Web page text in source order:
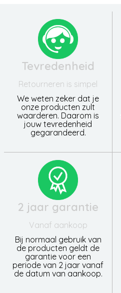
Tevredenheid
Retourneren is simpel
We weten zeker dat je
onze producten zult
waarderen. Daarom is
jouw tevredenheid
gegarandeerd.
2 jaar garantie
Vanaf aankoop
Bij normaal gebruik van
de producten geldt de
garantie voor een
periode van 2 jaar vanaf
de datum van aankoop.